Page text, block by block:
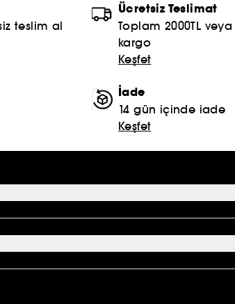
teslim al
Ücretsiz Teslimat
Toplam 2000TL
kargo
Keşfet
İade
14 gün içinde iade
Keşfet